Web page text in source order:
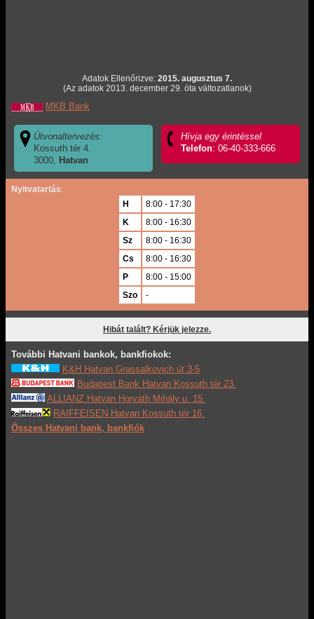
Adatok Ellenőrizve: 2015. augusztus 7.
(Az adatok 2013. december 29. óta változatlanok)
MKB Bank
Útvonaltervezés:
Kossuth tér 4.
3000, Hatvan
Hívja egy érintéssel
Telefon: 06-40-333-666
Nyitvatartás:
H
8:00 - 17:30
K
8:00 - 16:30
Sz
8:00 - 16:30
Cs
8:00 - 16:30
P
8:00 - 15:00
Szo
-
Hibát talált? Kérjük jelezze.
További Hatvani bankok, bankfiokok:
K&H Hatvan Grassalkovich út 3-5
Budapest Bank Hatvan Kossuth tér 23.
ALLIANZ Hatvan Horváth Mihály u. 15.
RAIFFEISEN Hatvan Kossuth tér 16.
Összes Hatvani bank, bankfiók